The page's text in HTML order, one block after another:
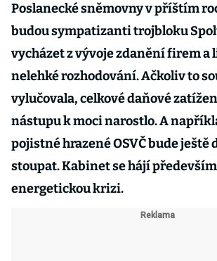
Poslanecké sněmovny v příštím
budou sympatizanti trojbloku
vycházet z vývoje zdanění firem a
nelehké rozhodování. Ačkoliv to
vylučovala, celkové daňové
nástupu k moci narostlo. A
pojistné hrazené OSVČ bude ještě
stoupat. Kabinet se hájí
energetickou krizi.